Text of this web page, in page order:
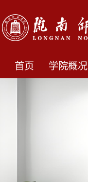
首页 学院概况